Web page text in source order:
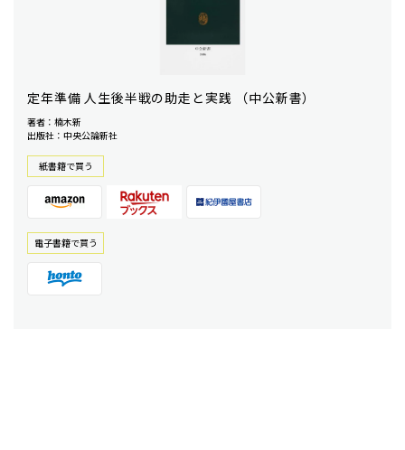
定年準備 人生後半戦の助走と実践 （中公新書）
著者：楠木新
出版社：中央公論新社
紙書籍で買う
電⼦書籍で買う